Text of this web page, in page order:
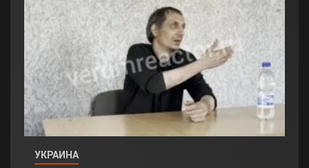
УКРАИНА